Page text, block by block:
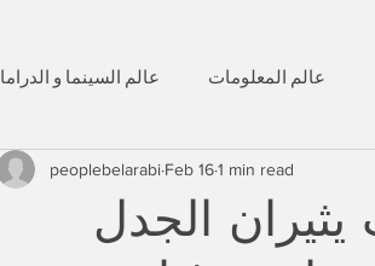
عالم السينما و الدراما عالم المعلومات
الجدل
peoplebelarabi Feb 161 min read